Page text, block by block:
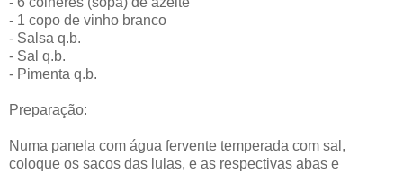
- 1 copo de vinho branco
- Salsa q.b.
- Sal q.b.
- Pimenta q.b.
Preparação:
Numa panela com água fervente temperada com sal,
coloque os sacos das lulas, e as respectivas abas e